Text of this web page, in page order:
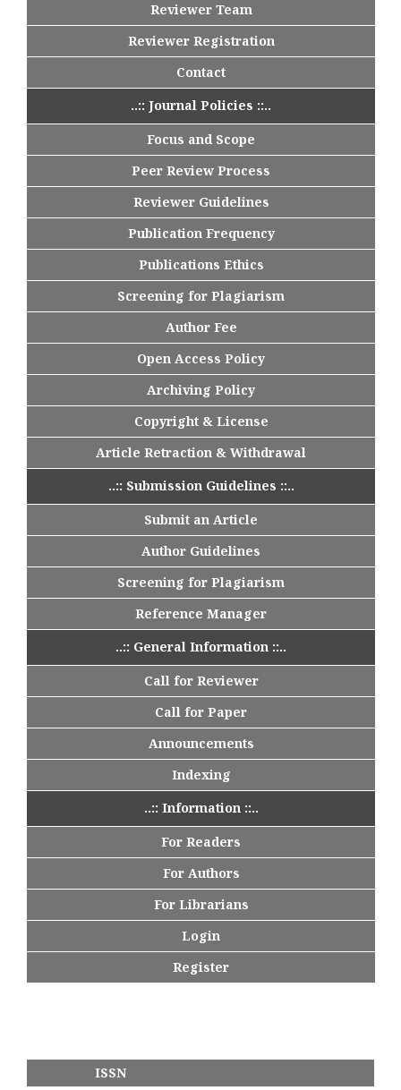
Reviewer Team
Reviewer Registration
Contact
..:: Journal Policies ::..
Focus and Scope
Peer Review Process
Reviewer Guidelines
Publication Frequency
Publications Ethics
Screening for Plagiarism
Author Fee
Open Access Policy
Archiving Policy
Copyright & License
Article Retraction & Withdrawal
..:: Submission Guidelines ::..
Submit an Article
Author Guidelines
Screening for Plagiarism
Reference Manager
..:: General Information ::..
Call for Reviewer
Call for Paper
Announcements
Indexing
..:: Information ::..
For Readers
For Authors
For Librarians
Login
Register
ISSN